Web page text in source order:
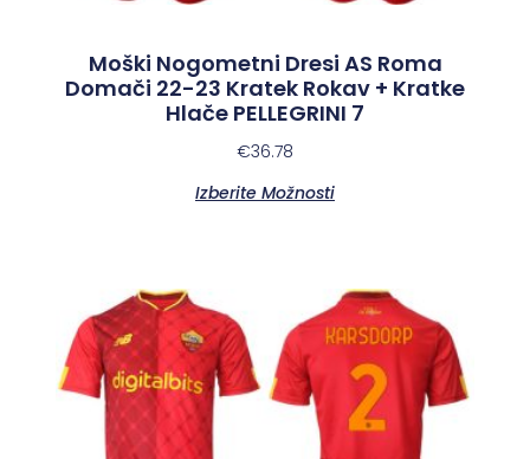
Moški Nogometni Dresi AS Roma
Domači 22-23 Kratek Rokav + Kratke
Hlače PELLEGRINI 7
€36.78
Izberite Možnosti